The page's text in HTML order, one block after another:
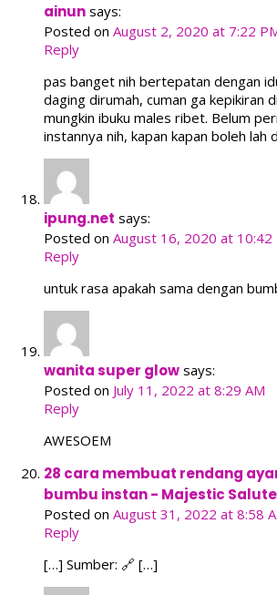
ainun says:
Posted on August 2, 2020 at 7:22
Reply
pas banget nih bertepatan dengan
daging dirumah, cuman ga kepikiran
mungkin ibuku males ribet. Belum
instannya nih, kapan kapan boleh lah
ipung.net says:
Posted on August 16, 2020 at 10:42
Reply
untuk rasa apakah sama dengan
wanita super glow says:
Posted on July 11, 2022 at 8:29 AM
Reply
AWESOEM
28 cara membuat rendang
bumbu instan - Majestic
Posted on August 31, 2022 at 8:58
Reply
[…] Sumber: 🔗 […]